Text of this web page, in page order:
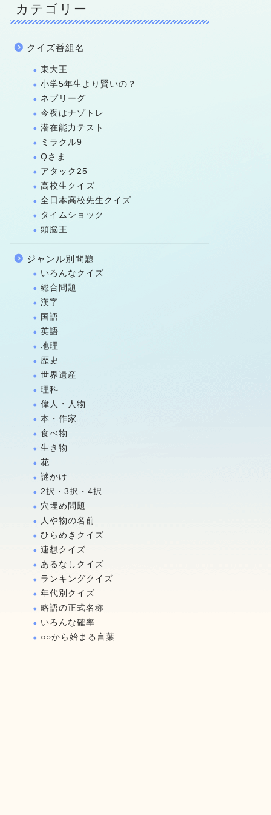
カテゴリー
クイズ番組名
東大王
小学5年生より賢いの？
ネプリーグ
今夜はナゾトレ
潜在能力テスト
ミラクル9
Qさま
アタック25
高校生クイズ
全日本高校先生クイズ
タイムショック
頭脳王
ジャンル別問題
いろんなクイズ
総合問題
漢字
国語
英語
地理
歴史
世界遺産
理科
偉人・人物
本・作家
食べ物
生き物
花
謎かけ
2択・3択・4択
穴埋め問題
人や物の名前
ひらめきクイズ
連想クイズ
あるなしクイズ
ランキングクイズ
年代別クイズ
略語の正式名称
いろんな確率
○○から始まる言葉